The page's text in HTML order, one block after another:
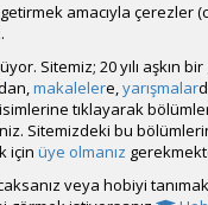
2 adet boynuzlu
Alternanthera
Master Su İçi Lamba 6w
amacıyla
Sitemiz; 20 yılı aşkın
makalelere,yarışmalar
tıklayarak
Sitemizdeki bu
için üye olmanız
veya hobiyi